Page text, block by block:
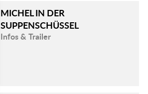
MICHEL IN DER
SUPPENSCHÜSSEL
Infos & Trailer